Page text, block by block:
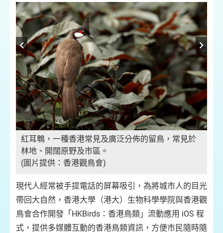
紅耳鵯，一種香港常見及廣泛分佈的留鳥，常見於
林地、開闊原野及市區。
(圖片提供：香港觀鳥會)
現代人經常被手提電話的屏幕吸引，為將城市人的目光
帶回大自然，香港大學（港大）生物科學學院與香港觀
鳥會合作開發「HKBirds：香港鳥類」流動應用 iOS 程
式，提供多媒體互動的香港鳥類資訊，方便市民隨時隨